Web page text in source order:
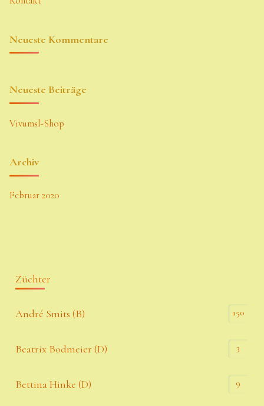
Neueste Kommentare
Neueste Beiträge
Vivumsl-Shop
Archiv
Februar 2020
Züchter
André Smits (B) 150
Beatrix Bodmeier (D) 3
Bettina Hinke (D) 9